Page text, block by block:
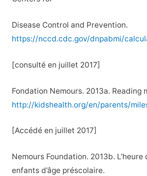
Disease Control and Prevention.
https://nccd.cdc.gov/dnpabmi/
[consulté en juillet 2017]
Fondation Nemours. 2013a. Reading
http://kidshealth.org/en/parents/
[Accédé en juillet 2017]
Nemours Foundation. 2013b.
enfants d’âge préscolaire.